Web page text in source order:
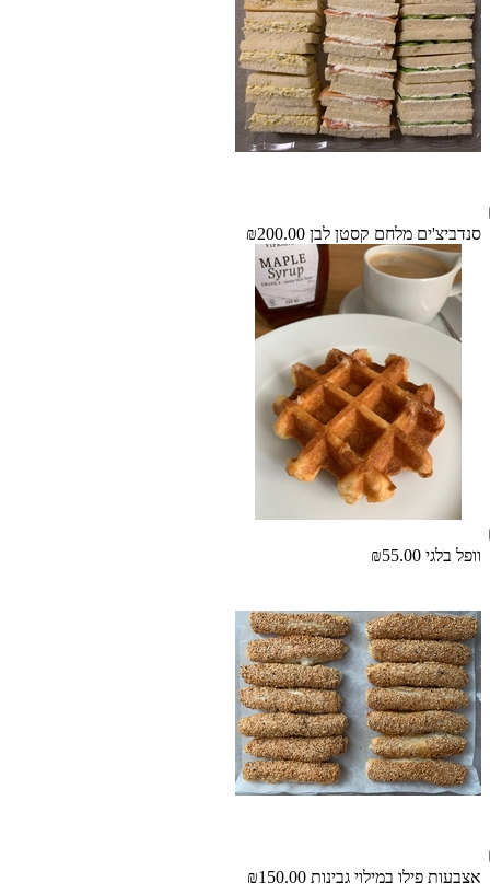
סנדביצ'ים מלחם קסטן לבן ₪200.00
וופל בלגי ₪55.00
אצבעות פילו במילוי גבינות ₪150.00